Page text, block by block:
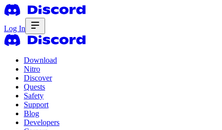
Log In
Download
Nitro
Discover
Quests
Safety
Support
Blog
Developers